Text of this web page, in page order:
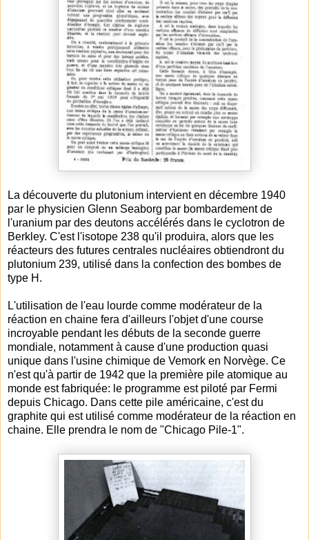
La découverte du plutonium intervient en décembre 1940
par le physicien Glenn Seaborg par bombardement de
l'uranium par des deutons accélérés dans le cyclotron de
Berkley. C'est l'isotope 238 qu'il produira, alors que les
réacteurs des futures centrales nucléaires obtiendront du
plutonium 239, utilisé dans la confection des bombes de
type H.
L'utilisation de l'eau lourde comme modérateur de la
réaction en chaine fera d'ailleurs l'objet d'une course
incroyable pendant les débuts de la seconde guerre
mondiale, notamment à cause d'une production quasi
unique dans l'usine chimique de Vemork en Norvège. Ce
n'est qu'à partir de 1942 que la première pile atomique au
monde est fabriquée: le programme est piloté par Fermi
depuis Chicago. Dans cette pile américaine, c'est du
graphite qui est utilisé comme modérateur de la réaction en
chaine. Elle prendra le nom de "Chicago Pile-1".